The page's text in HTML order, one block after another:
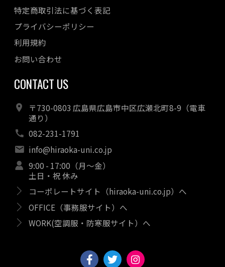
特定商取引法に基づく表記
プライバシーポリシー
利用規約
お問い合わせ
CONTACT US
〒730-0803 広島県広島市中区広瀬北町8-9（電車
通り）
082-231-1791
info@hiraoka-uni.co.jp
9:00 - 17:00（月～金）
土日・祝 休み
コーポレートサイト（hiraoka-uni.co.jp）へ
OFFICE（事務服サイト）へ
WORK(空調服・防寒服サイト）へ